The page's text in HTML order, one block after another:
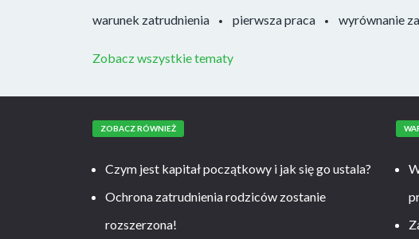
warunek zatrudnienia
pierwsza praca wyrównanie
Zobacz wszystkie tematy
ZOBACZ RÓWNIEŻ
Czym jest kapitał początkowy i jak się go ustala?
Ochrona zatrudnienia rodziców zostanie
rozszerzona!